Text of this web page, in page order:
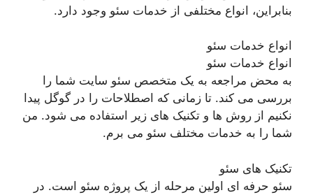
بنابراین، انواع مختلفی از خدمات سئو وجود دارد.
انواع خدمات سئو
انواع خدمات سئو
به محض مراجعه به یک متخصص سئو سایت شما را
بررسی می کند. تا زمانی که اصطلاحات را در گوگل پیدا
نکنیم از روش ها و تکنیک های زیر استفاده می شود. من
شما را به خدمات مختلف سئو می برم.
تکنیک های سئو
سئو حرفه ای اولین مرحله از یک پروژه سئو است. در